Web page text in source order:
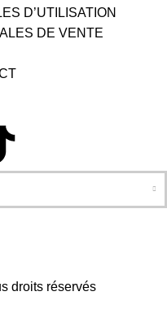
D’UTILISATION
DE VENTE
droits réservés